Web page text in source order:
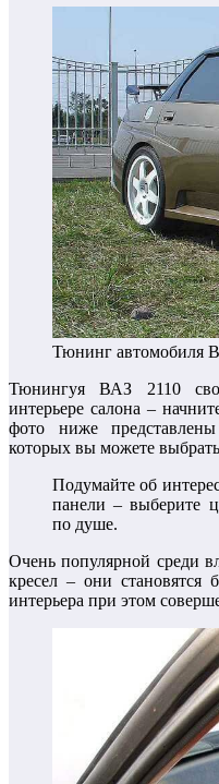
Тюнинг автомобиля
Тюнингуя ВАЗ 2110
интерьере салона –
фото ниже
которых вы можете
Подумайте об
панели – выберите
по душе.
Очень популярной среди
кресел – они становятся
интерьера при этом